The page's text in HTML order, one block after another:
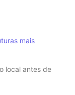
mais
local antes de